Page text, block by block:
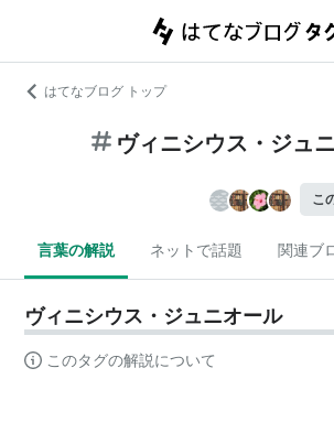
はてなブログ トップ
ヴィニシウス・ジュ
こ
言葉の解説 ネットで話題 関連ブ
ヴィニシウス・ジュニオール
このタグの解説について